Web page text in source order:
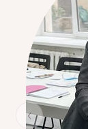
‹